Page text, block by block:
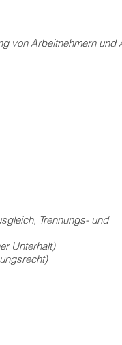
von Arbeitnehmern und
Trennungs- und
Unterhalt)